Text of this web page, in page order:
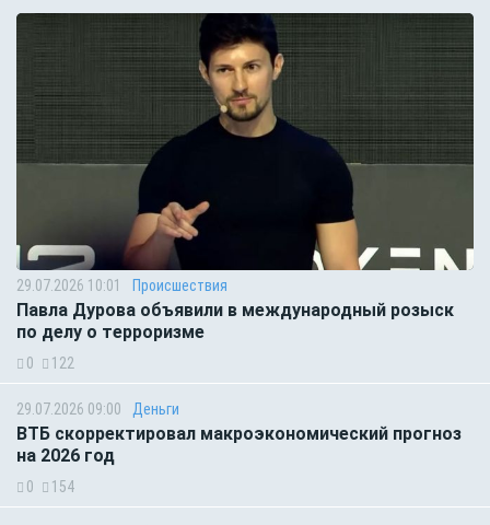
29.07.2026 10:01 Происшествия
Павла Дурова объявили в международный розыск
по делу о терроризме
0 122
29.07.2026 09:00 Деньги
ВТБ скорректировал макроэкономический прогноз
на 2026 год
0 154